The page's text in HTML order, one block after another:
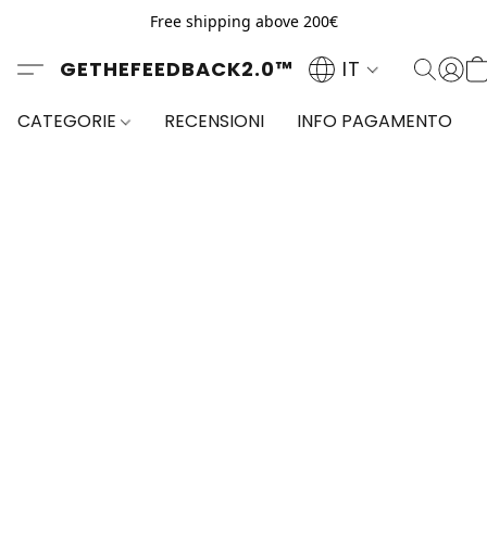
Free shipping above 200€
GETHEFEEDBACK2.0™ IT
CATEGORIE RECENSIONI INFO PAGAMENTO